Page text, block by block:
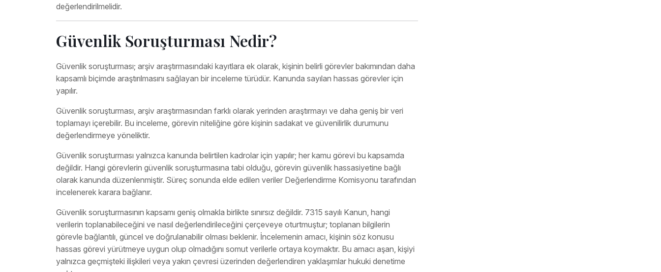
değerlendirilmelidir.
Güvenlik Soruşturması Nedir?
Güvenlik soruşturması; arşiv araştırmasındaki kayıtlara ek olarak, kişinin belirli görevler bakımından daha
kapsamlı biçimde araştırılmasını sağlayan bir inceleme türüdür. Kanunda sayılan hassas görevler için
yapılır.
Güvenlik soruşturması, arşiv araştırmasından farklı olarak yerinden araştırmayı ve daha geniş bir veri
toplamayı içerebilir. Bu inceleme, görevin niteliğine göre kişinin sadakat ve güvenilirlik durumunu
değerlendirmeye yöneliktir.
Güvenlik soruşturması yalnızca kanunda belirtilen kadrolar için yapılır; her kamu görevi bu kapsamda
değildir. Hangi görevlerin güvenlik soruşturmasına tabi olduğu, görevin güvenlik hassasiyetine bağlı
olarak kanunda düzenlenmiştir. Süreç sonunda elde edilen veriler Değerlendirme Komisyonu tarafından
incelenerek karara bağlanır.
Güvenlik soruşturmasının kapsamı geniş olmakla birlikte sınırsız değildir. 7315 sayılı Kanun, hangi
verilerin toplanabileceğini ve nasıl değerlendirileceğini çerçeveye oturtmuştur; toplanan bilgilerin
görevle bağlantılı, güncel ve doğrulanabilir olması beklenir. İncelemenin amacı, kişinin söz konusu
hassas görevi yürütmeye uygun olup olmadığını somut verilerle ortaya koymaktır. Bu amacı aşan, kişiyi
yalnızca geçmişteki ilişkileri veya yakın çevresi üzerinden değerlendiren yaklaşımlar hukuki denetime